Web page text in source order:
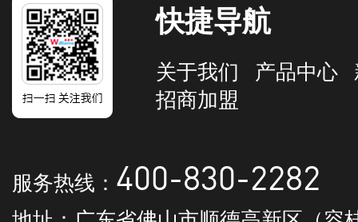
快捷导航
关于我们 产品中心
招商加盟
服务热线： 400-830-2282